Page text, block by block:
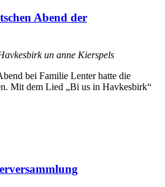
Abend der
un anne Kierspels
bei Familie Lenter hatte die
Mit dem Lied „Bi us in Havkesbirk“